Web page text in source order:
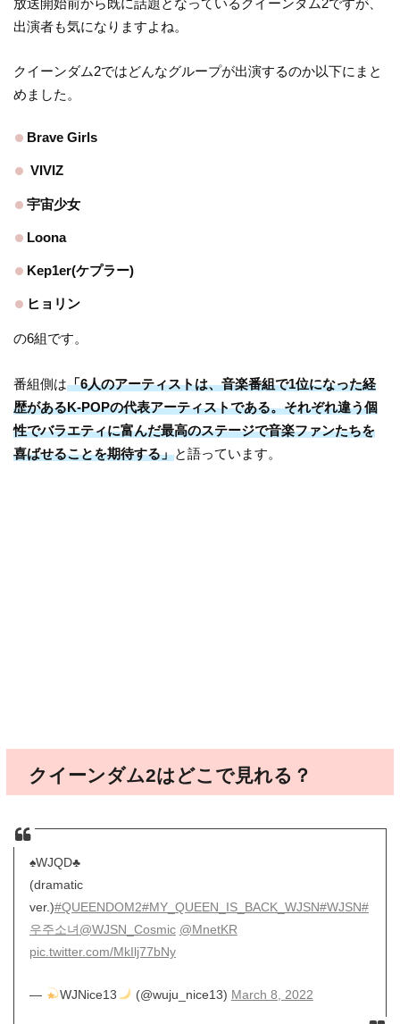
出演者も気になりますよね。
クイーンダム2ではどんなグループが出演するのか以下にまと
めました。
Brave Girls
VIVIZ
宇宙少女
Loona
Kep1er(ケプラー)
ヒョリン
の6組です。
番組側は「6人のアーティストは、音楽番組で1位になった経
歴があるK-POPの代表アーティストである。それぞれ違う個
性でバラエティに富んだ最高のステージで音楽ファンたちを
喜ばせることを期待する」と語っています。
クイーンダム2はどこで見れる？
♠️WJQD♣️
(dramatic
ver.)#QUEENDOM2#MY_QUEEN_IS_BACK_WJSN#WJSN#
우주소녀@WJSN_Cosmic @MnetKR
pic.twitter.com/MkIlj77bNy
— WJNice13 (@wuju_nice13) March 8, 2022